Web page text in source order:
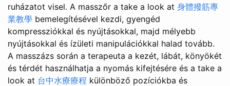
ruházatot visel. A masszőr a take a look at 身體撥筋專
業教學 bemelegítésével kezdi, gyengéd
kompressziókkal és nyújtásokkal, majd mélyebb
nyújtásokkal és ízületi manipulációkkal halad tovább.
A masszázs során a terapeuta a kezét, lábát, könyökét
és térdét használhatja a nyomás kifejtésére és a take a
look at 台中水療療程 különböző pozíciókba és